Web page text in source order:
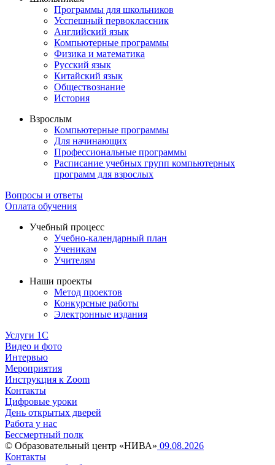
Программы для школьников
Усспешный первоклассник
Английский язык
Компьютерные программы
Физика и математика
Русский язык
Китайский язык
Обществознание
История
Взрослым
Компьютерные программы
Для начинающих
Профессиональные программы
Расписание учебных групп компьютерных
программ для взрослых
Вопросы и ответы
Оплата обучения
Учебный процесс
Учебно-календарный план
Ученикам
Учителям
Наши проекты
Метод проектов
Конкурсные работы
Электронные издания
Услуги 1C
Видео и фото
Интервью
Мероприятия
Инструкция к Zoom
Контакты
Цифровые уроки
День открытых дверей
Работа у нас
Бессмертный полк
© Образовательный центр «НИВА» 09.08.2026
Контакты